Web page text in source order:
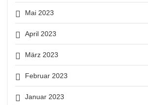
Mai 2023
April 2023
März 2023
Februar 2023
Januar 2023